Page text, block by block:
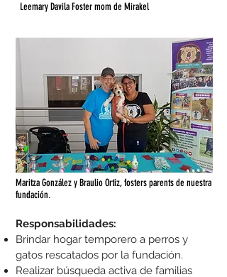
Leemary Davila Foster mom de Mirakel
Maritza González y Braulio Ortiz, fosters parents de nuestra
fundación.
Responsabilidades:
Brindar hogar temporero a perros y
gatos rescatados por la fundación.
Realizar búsqueda activa de familias